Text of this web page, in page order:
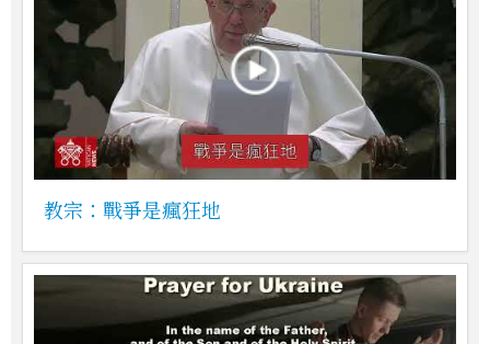
教宗：戰爭是瘋狂地